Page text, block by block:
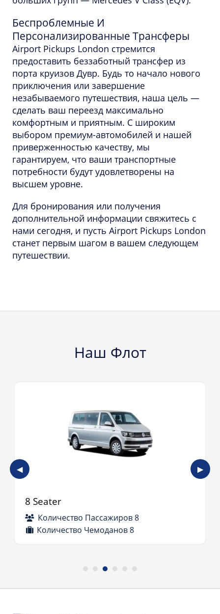
Беспроблемные И
Персонализированные Трансферы
Airport Pickups London стремится
предоставить беззаботный трансфер из
порта круизов Дувр. Будь то начало нового
приключения или завершение
незабываемого путешествия, наша цель —
сделать ваш переезд максимально
комфортным и приятным. С широким
выбором премиум-автомобилей и нашей
приверженностью качеству, мы
гарантируем, что ваши транспортные
потребности будут удовлетворены на
высшем уровне.
Для бронирования или получения
дополнительной информации свяжитесь с
нами сегодня, и пусть Airport Pickups London
станет первым шагом в вашем следующем
путешествии.
Наш Флот
◀
8 Seater
Количество Пассажиров 8
Количество Чемоданов 8
▶